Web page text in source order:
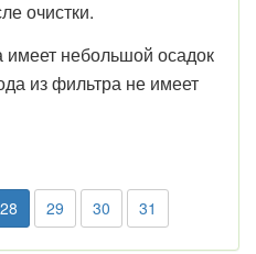
очистки.
имеет небольшой осадок
из фильтра не имеет
28 29 30 31